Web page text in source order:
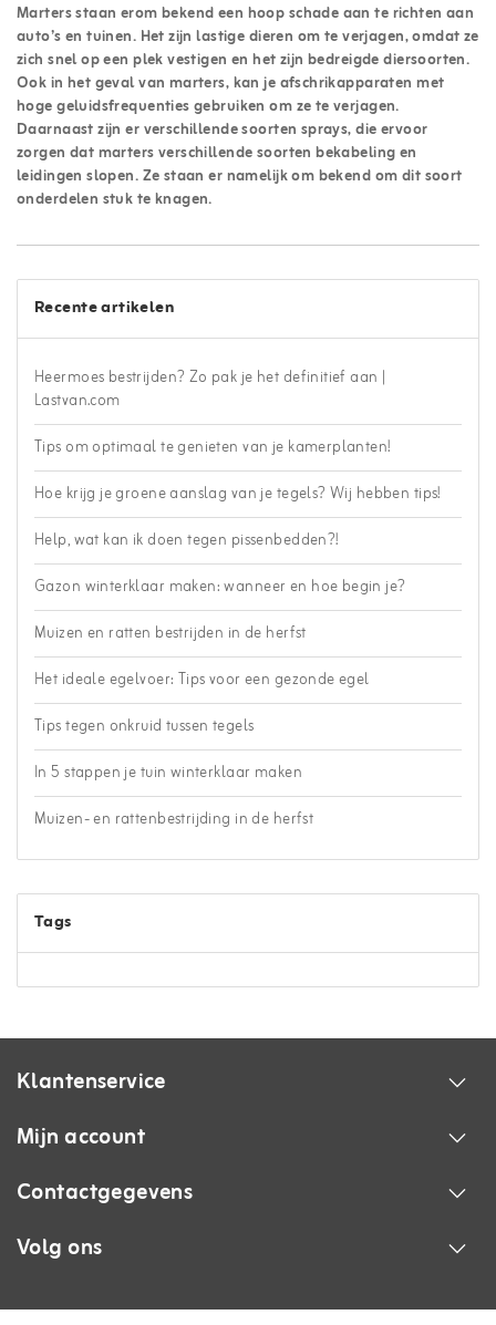
Marters staan erom bekend een hoop schade aan te richten aan
auto’s en tuinen. Het zijn lastige dieren om te verjagen, omdat ze
zich snel op een plek vestigen en het zijn bedreigde diersoorten.
Ook in het geval van marters, kan je afschrikapparaten met
hoge geluidsfrequenties gebruiken om ze te verjagen.
Daarnaast zijn er verschillende soorten sprays, die ervoor
zorgen dat marters verschillende soorten bekabeling en
leidingen slopen. Ze staan er namelijk om bekend om dit soort
onderdelen stuk te knagen.
Recente artikelen
Heermoes bestrijden? Zo pak je het definitief aan |
Lastvan.com
Tips om optimaal te genieten van je kamerplanten!
Hoe krijg je groene aanslag van je tegels? Wij hebben tips!
Help, wat kan ik doen tegen pissenbedden?!
Gazon winterklaar maken: wanneer en hoe begin je?
Muizen en ratten bestrijden in de herfst
Het ideale egelvoer: Tips voor een gezonde egel
Tips tegen onkruid tussen tegels
In 5 stappen je tuin winterklaar maken
Muizen- en rattenbestrijding in de herfst
Tags
Klantenservice
Mijn account
Contactgegevens
Volg ons